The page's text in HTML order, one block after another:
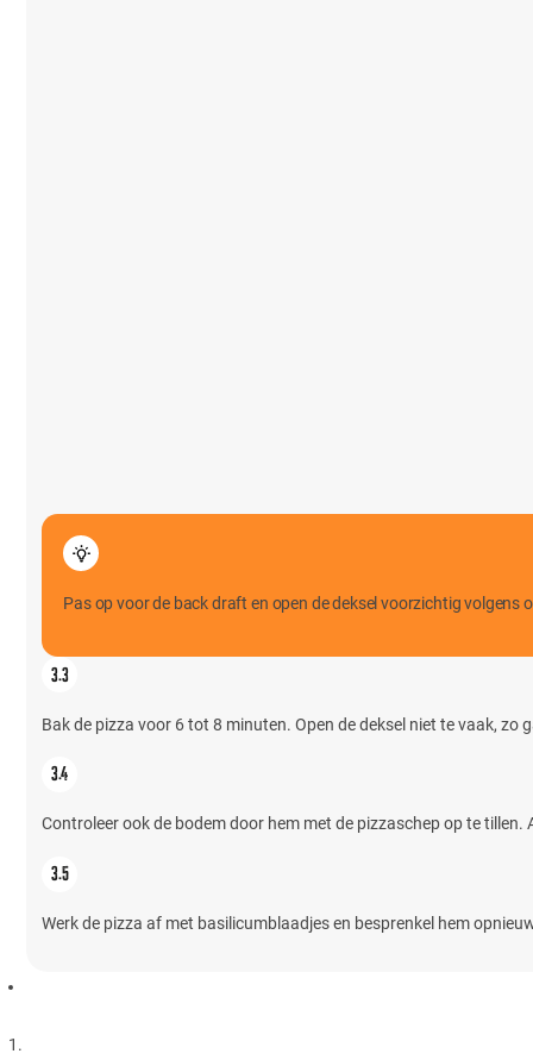
Pas op voor de back draft en open de deksel voorzichtig volgens
Bak de pizza voor 6 tot 8 minuten. Open de deksel niet te vaak,
Controleer ook de bodem door hem met de pizzaschep op te
Werk de pizza af met basilicumblaadjes en besprenkel hem